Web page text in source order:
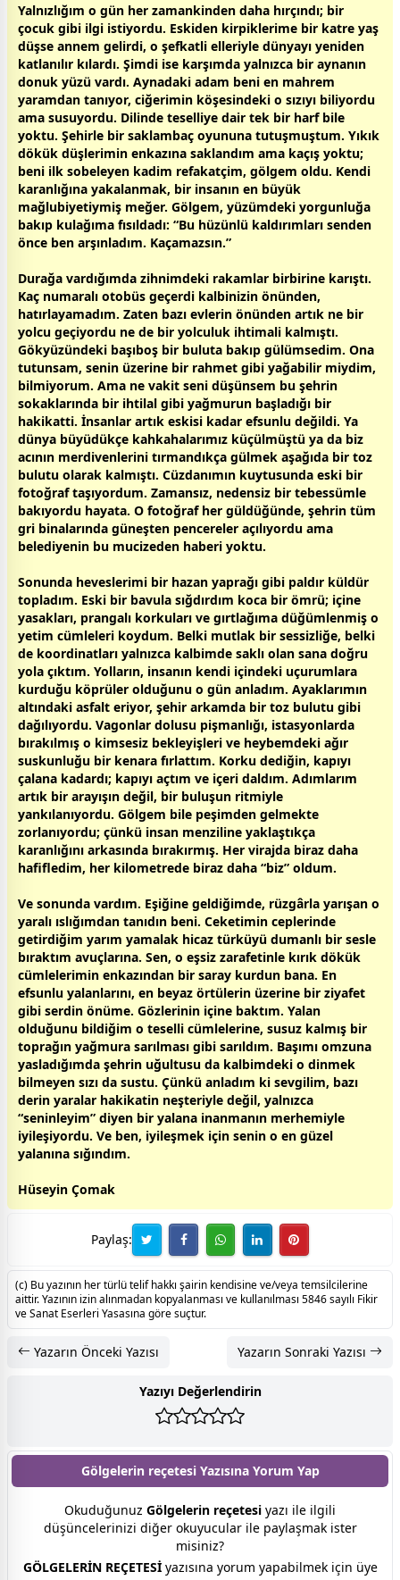
Yalnızlığım o gün her zamankinden daha hırçındı; bir
çocuk gibi ilgi istiyordu. Eskiden kirpiklerime bir katre yaş
düşse annem gelirdi, o şefkatli elleriyle dünyayı yeniden
katlanılır kılardı. Şimdi ise karşımda yalnızca bir aynanın
donuk yüzü vardı. Aynadaki adam beni en mahrem
yaramdan tanıyor, ciğerimin köşesindeki o sızıyı biliyordu
ama susuyordu. Dilinde teselliye dair tek bir harf bile
yoktu. Şehirle bir saklambaç oyununa tutuşmuştum. Yıkık
dökük düşlerimin enkazına saklandım ama kaçış yoktu;
beni ilk sobeleyen kadim refakatçim, gölgem oldu. Kendi
karanlığına yakalanmak, bir insanın en büyük
mağlubiyetiymiş meğer. Gölgem, yüzümdeki yorgunluğa
bakıp kulağıma fısıldadı: “Bu hüzünlü kaldırımları senden
önce ben arşınladım. Kaçamazsın.”
Durağa vardığımda zihnimdeki rakamlar birbirine karıştı.
Kaç numaralı otobüs geçerdi kalbinizin önünden,
hatırlayamadım. Zaten bazı evlerin önünden artık ne bir
yolcu geçiyordu ne de bir yolculuk ihtimali kalmıştı.
Gökyüzündeki başıboş bir buluta bakıp gülümsedim. Ona
tutunsam, senin üzerine bir rahmet gibi yağabilir miydim,
bilmiyorum. Ama ne vakit seni düşünsem bu şehrin
sokaklarında bir ihtilal gibi yağmurun başladığı bir
hakikatti. İnsanlar artık eskisi kadar efsunlu değildi. Ya
dünya büyüdükçe kahkahalarımız küçülmüştü ya da biz
acının merdivenlerini tırmandıkça gülmek aşağıda bir toz
bulutu olarak kalmıştı. Cüzdanımın kuytusunda eski bir
fotoğraf taşıyordum. Zamansız, nedensiz bir tebessümle
bakıyordu hayata. O fotoğraf her güldüğünde, şehrin tüm
gri binalarında güneşten pencereler açılıyordu ama
belediyenin bu mucizeden haberi yoktu.
Sonunda heveslerimi bir hazan yaprağı gibi paldır küldür
topladım. Eski bir bavula sığdırdım koca bir ömrü; içine
yasakları, prangalı korkuları ve gırtlağıma düğümlenmiş o
yetim cümleleri koydum. Belki mutlak bir sessizliğe, belki
de koordinatları yalnızca kalbimde saklı olan sana doğru
yola çıktım. Yolların, insanın kendi içindeki uçurumlara
kurduğu köprüler olduğunu o gün anladım. Ayaklarımın
altındaki asfalt eriyor, şehir arkamda bir toz bulutu gibi
dağılıyordu. Vagonlar dolusu pişmanlığı, istasyonlarda
bırakılmış o kimsesiz bekleyişleri ve heybemdeki ağır
suskunluğu bir kenara fırlattım. Korku dediğin, kapıyı
çalana kadardı; kapıyı açtım ve içeri daldım. Adımlarım
artık bir arayışın değil, bir buluşun ritmiyle
yankılanıyordu. Gölgem bile peşimden gelmekte
zorlanıyordu; çünkü insan menziline yaklaştıkça
karanlığını arkasında bırakırmış. Her virajda biraz daha
hafifledim, her kilometrede biraz daha “biz” oldum.
Ve sonunda vardım. Eşiğine geldiğimde, rüzgârla yarışan o
yaralı ıslığımdan tanıdın beni. Ceketimin ceplerinde
getirdiğim yarım yamalak hicaz türküyü dumanlı bir sesle
bıraktım avuçlarına. Sen, o eşsiz zarafetinle kırık dökük
cümlelerimin enkazından bir saray kurdun bana. En
efsunlu yalanlarını, en beyaz örtülerin üzerine bir ziyafet
gibi serdin önüme. Gözlerinin içine baktım. Yalan
olduğunu bildiğim o teselli cümlelerine, susuz kalmış bir
toprağın yağmura sarılması gibi sarıldım. Başımı omzuna
yasladığımda şehrin uğultusu da kalbimdeki o dinmek
bilmeyen sızı da sustu. Çünkü anladım ki sevgilim, bazı
derin yaralar hakikatin neşteriyle değil, yalnızca
“seninleyim” diyen bir yalana inanmanın merhemiyle
iyileşiyordu. Ve ben, iyileşmek için senin o en güzel
yalanına sığındım.
Hüseyin Çomak
Paylaş:
(c) Bu yazının her türlü telif hakkı şairin kendisine ve/veya temsilcilerine
aittir. Yazının izin alınmadan kopyalanması ve kullanılması 5846 sayılı Fikir
ve Sanat Eserleri Yasasına göre suçtur.
Yazarın Önceki Yazısı Yazarın Sonraki Yazısı
Yazıyı Değerlendirin
Gölgelerin reçetesi Yazısına Yorum Yap
Okuduğunuz Gölgelerin reçetesi yazı ile ilgili
düşüncelerinizi diğer okuyucular ile paylaşmak ister
misiniz?
GÖLGELERİN REÇETESİyazısına yorum yapabilmek için üye